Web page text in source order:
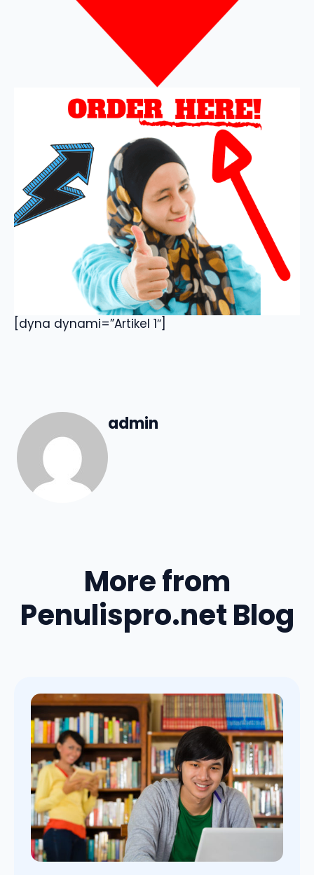
[dyna dynami=”Artikel 1″]
admin
More from
Penulispro.net Blog